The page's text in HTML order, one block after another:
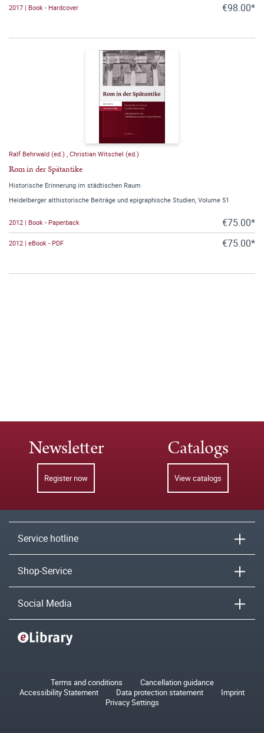
2017 | Book - Hardcover €98.00*
Ralf Behrwald (ed.) Christian Witschel (ed.)
Rom in der Spätantike
Historische Erinnerung im städtischen Raum
Heidelberger althistorische Beiträge und epigraphische Studien, Volume 51
2012 | Book - Paperback €75.00*
2012 | eBook - PDF €75.00*
Newsletter
Register now
Catalogs
View catalogs
Service hotline
Shop-Service
Social Media
Terms and conditions
Cancellation guidance
Accessibility Statement
Data protection statement
Imprint
Privacy Settings